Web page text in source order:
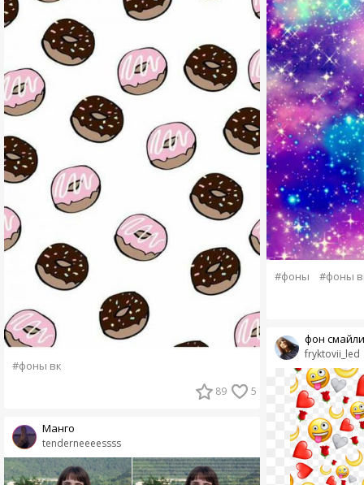
#фоны вк
89 5
tenderneeeessss
Манго
#фоны #фоны
fryktovii_led
фон